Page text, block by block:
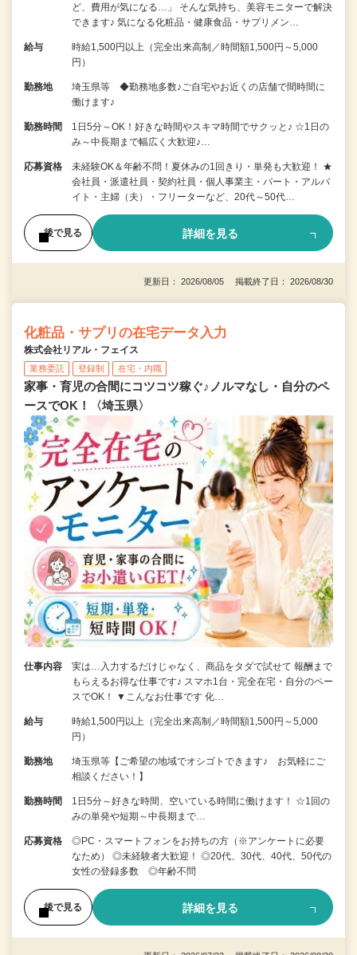
ど、費用が気になる…」 そんな気持ち、美容モニターで解決
できます♪ 気になる化粧品・健康食品・サプリメン…
給与
時給1,500円以上（完全出来高制／時間額1,500円～5,000
円）
勤務地
埼玉県等 ◆勤務地多数♪ご自宅やお近くの店舗で間時間に
働けます♪
勤務時間
1日5分～OK！好きな時間やスキマ時間でサクッと♪ ☆1日の
み～中長期まで幅広く大歓迎♪…
応募資格
未経験OK＆年齢不問！夏休みの1回きり・単発も大歓迎！ ★
会社員・派遣社員・契約社員・個人事業主・パート・アルバ
イト・主婦（夫）・フリーターなど、20代～50代…
後で見る 詳細を見る
更新日： 2026/08/05 掲載終了日： 2026/08/30
化粧品・サプリの在宅データ入力
株式会社リアル・フェイス
業務委託 登録制 在宅・内職
家事・育児の合間にコツコツ稼ぐ♪ノルマなし・自分のペ
ースでOK！〈埼玉県〉
仕事内容
実は…入力するだけじゃなく、商品をタダで試せて 報酬まで
もらえるお得な仕事です♪ スマホ1台・完全在宅・自分のペー
スでOK！ ▼こんなお仕事です 化…
給与
時給1,500円以上（完全出来高制／時間額1,500円～5,000
円）
勤務地
埼玉県等【ご希望の地域でオシゴトできます♪ お気軽にご
相談ください！】
勤務時間
1日5分～好きな時間、空いている時間に働けます！ ☆1回の
みの単発や短期～中長期まで…
応募資格
◎PC・スマートフォンをお持ちの方（※アンケートに必要
なため） ◎未経験者大歓迎！ ◎20代、30代、40代、50代の
女性の登録多数 ◎年齢不問
後で見る 詳細を見る